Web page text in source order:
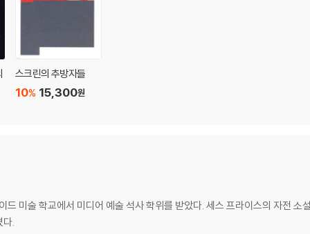
스크린의 추방자들
15,300원
10%
미술 학교에서 미디어 예술 석사 학위를 받았다. 세스 프라이스의 자전 소
다.